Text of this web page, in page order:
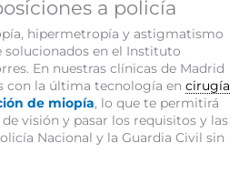
a policía
hipermetropía y astigmatismo
solucionados en el Instituto
En nuestras clínicas de Madrid
con la última tecnología en cirugía
de miopía, lo que te permitirá
visión y pasar los requisitos y las
Nacional y la Guardia Civil sin